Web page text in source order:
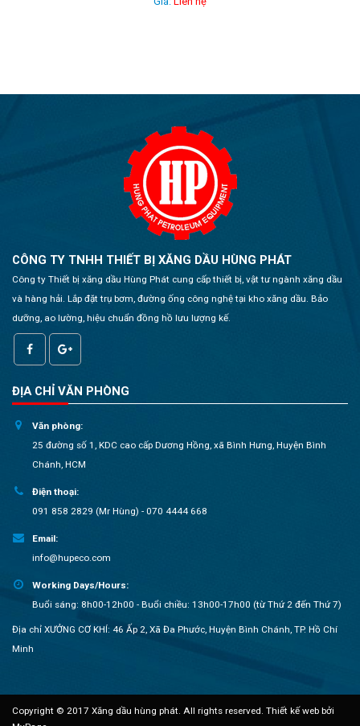
CÔNG TY TNHH THIẾT BỊ XĂNG DẦU HÙNG PHÁT
Công ty Thiết bị xăng dầu Hùng Phát cung cấp thiết bị, vật tư ngành xăng dầu
và hàng hải. Lắp đặt trụ bơm, đường ống công nghệ tại kho xăng dầu. Bảo
dưỡng, ao lường, hiệu chuẩn đồng hồ lưu lượng kế.
ĐỊA CHỈ VĂN PHÒNG
Văn phòng:
25 đường số 1, KDC cao cấp Dương Hồng, xã Bình Hưng, Huyện Bình
Chánh, HCM
Điện thoại:
091 858 2829 (Mr Hùng) - 070 4444 668
Email:
info@hupeco.com
Working Days/Hours:
Buổi sáng: 8h00-12h00 - Buổi chiều: 13h00-17h00 (từ Thứ 2 đến Thứ 7)
Địa chỉ XƯỞNG CƠ KHÍ: 46 Ấp 2, Xã Đa Phước, Huyện Bình Chánh, TP. Hồ Chí
Minh
Copyright © 2017 Xăng dầu hùng phát. All rights reserved. Thiết kế web bởi